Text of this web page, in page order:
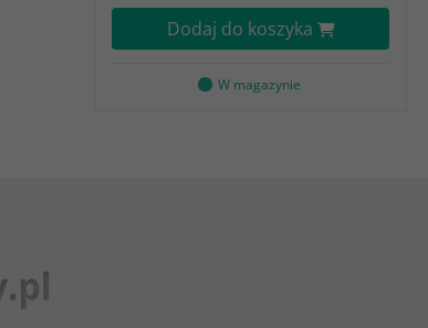
Dodaj do koszyka
W magazynie